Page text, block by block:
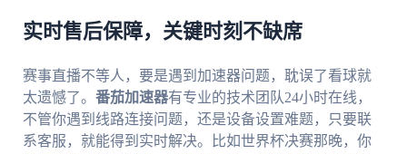
实时售后保障，关键时刻不缺席
赛事直播不等人，要是遇到加速器问题，耽误了看球就
太遗憾了。 番茄加速器有专业的技术团队24小时在线，
不管你遇到线路连接问题，还是设备设置难题，只要联
系客服，就能得到实时解决。比如世界杯决赛那晚，你